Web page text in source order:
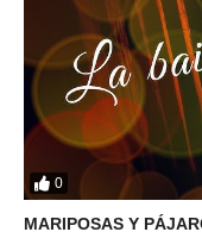
0
MARIPOSAS Y